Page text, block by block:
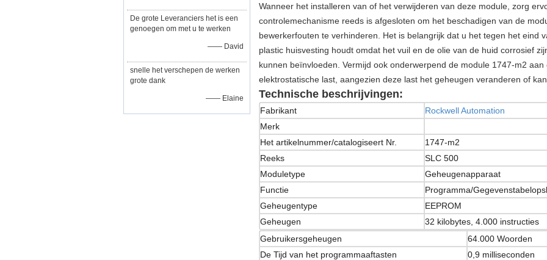
De grote Leveranciers het is een
genoegen om met u te werken
—— David
snelle het verschepen de werken
grote dank
—— Elaine
Wanneer het installeren van of het verwijderen van deze module, zorg
controlemechanisme reeds is afgesloten om het beschadigen van de
bewerkerfouten te verhinderen. Het is belangrijk dat u het tegen het eind
plastic huisvesting houdt omdat het vuil en de olie van de huid corrosief
kunnen beïnvloeden. Vermijd ook onderwerpend de module 1747-m2
elektrostatische last, aangezien deze last het geheugen veranderen of
Technische beschrijvingen:
Fabrikant
Rockwell Automation
Merk
Het artikelnummer/catalogiseert Nr.
1747-m2
Reeks
SLC 500
Moduletype
Geheugenapparaat
Functie
Programma/
Geheugentype
EEPROM
Geheugen
32 kilobytes, 4.000 instructies
Gebruikersgeheugen
64.000 Woorden
De Tijd van het programmaaftasten
0,9 milliseconden